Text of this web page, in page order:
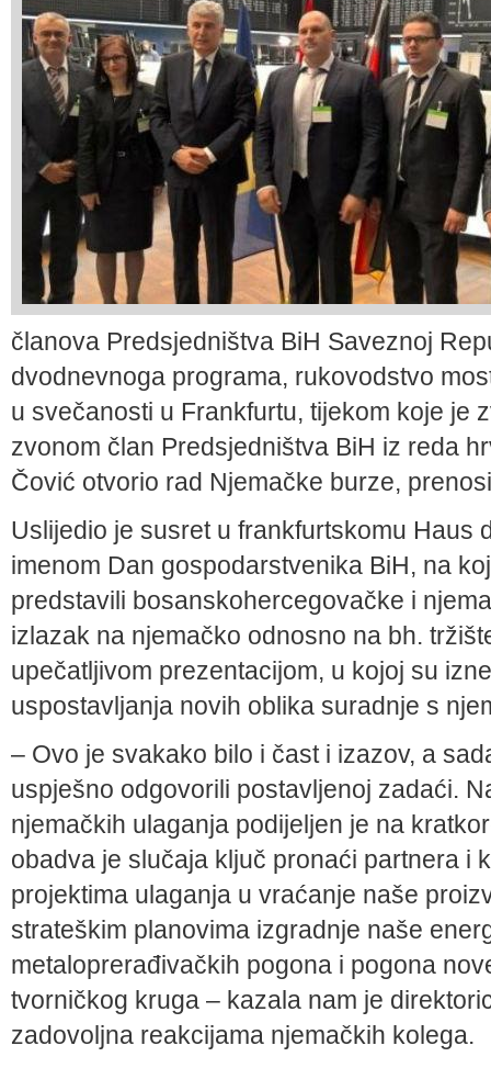
članova Predsjedništva BiH Saveznoj
dvodnevnoga programa, rukovodstvo
u svečanosti u Frankfurtu, tijekom koje je
zvonom član Predsjedništva BiH iz reda
Čović otvorio rad Njemačke burze,
Uslijedio je susret u frankfurtskomu Haus
imenom Dan gospodarstvenika BiH, na
predstavili bosanskohercegovačke i
izlazak na njemačko odnosno na bh.
upečatljivom prezentacijom, u kojoj su
uspostavljanja novih oblika suradnje s
– Ovo je svakako bilo i čast i izazov, a
uspješno odgovorili postavljenoj zadaći.
njemačkih ulaganja podijeljen je na
obadva je slučaja ključ pronaći partnera i
projektima ulaganja u vraćanje naše
strateškim planovima izgradnje naše
metaloprerađivačkih pogona i pogona
tvorničkog kruga – kazala nam je
zadovoljna reakcijama njemačkih kolega.